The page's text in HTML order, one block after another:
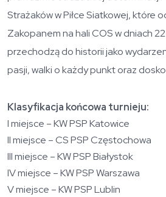
Strażaków w Piłce Siatkowej, które
Zakopanem na hali COS w dniach
przechodzą do historii jako
pasji, walki o każdy punkt oraz
Klasyfikacja końcowa turnieju:
I miejsce – KW PSP Katowice
II miejsce – CS PSP Częstochowa
III miejsce – KW PSP Białystok
IV miejsce – KW PSP Warszawa
V miejsce – KW PSP Lublin